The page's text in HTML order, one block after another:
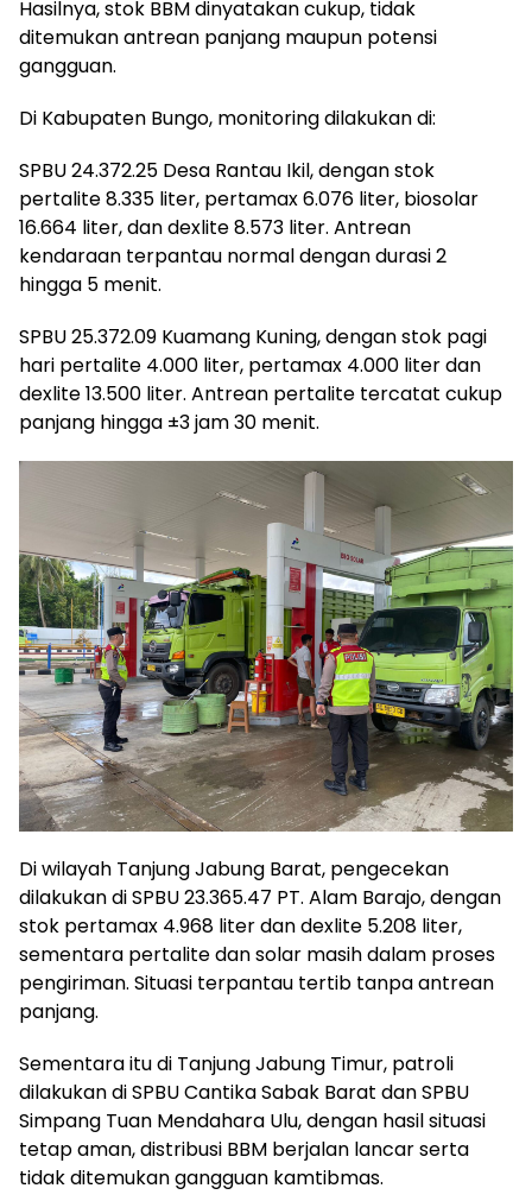
Hasilnya, stok BBM dinyatakan cukup, tidak
ditemukan antrean panjang maupun potensi
gangguan.
Di Kabupaten Bungo, monitoring dilakukan di:
SPBU 24.372.25 Desa Rantau Ikil, dengan stok
pertalite 8.335 liter, pertamax 6.076 liter, biosolar
16.664 liter, dan dexlite 8.573 liter. Antrean
kendaraan terpantau normal dengan durasi 2
hingga 5 menit.
SPBU 25.372.09 Kuamang Kuning, dengan stok pagi
hari pertalite 4.000 liter, pertamax 4.000 liter dan
dexlite 13.500 liter. Antrean pertalite tercatat cukup
panjang hingga ±3 jam 30 menit.
Di wilayah Tanjung Jabung Barat, pengecekan
dilakukan di SPBU 23.365.47 PT. Alam Barajo, dengan
stok pertamax 4.968 liter dan dexlite 5.208 liter,
sementara pertalite dan solar masih dalam proses
pengiriman. Situasi terpantau tertib tanpa antrean
panjang.
Sementara itu di Tanjung Jabung Timur, patroli
dilakukan di SPBU Cantika Sabak Barat dan SPBU
Simpang Tuan Mendahara Ulu, dengan hasil situasi
tetap aman, distribusi BBM berjalan lancar serta
tidak ditemukan gangguan kamtibmas.